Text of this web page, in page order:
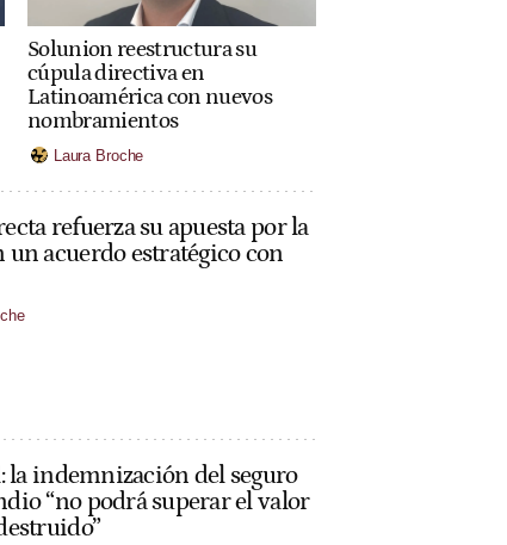
Solunion reestructura su
cúpula directiva en
Latinoamérica con nuevos
nombramientos
Laura Broche
refuerza su apuesta por la
un acuerdo estratégico con
la indemnización del seguro
“no podrá superar el valor